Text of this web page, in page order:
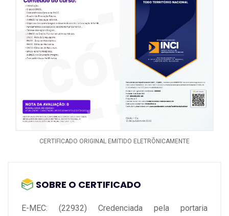
- Referencial de inércia
- Segunda lei de Newton
- Relação da segunda lei de Newton e o peso de um
corpo
CERTIFICADO ORIGINAL EMITIDO ELETRÔNICAMENTE
SOBRE O CERTIFICADO
E-MEC: (22932) Credenciada pela portaria